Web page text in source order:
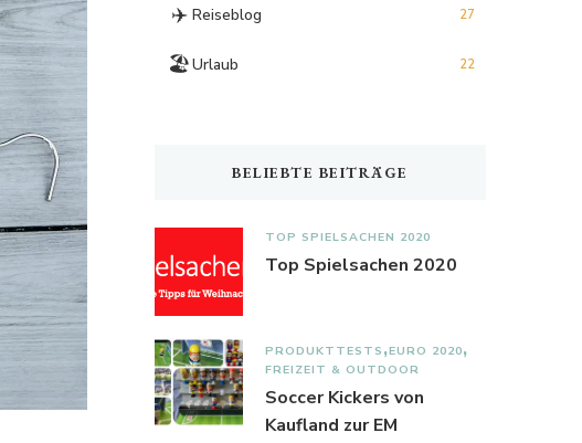
✈️ Reiseblog 27
🏖️Urlaub 22
BELIEBTE BEITRÄGE
TOP SPIELSACHEN 2020
Top Spielsachen 2020
PRODUKTTESTS EURO 2020
FREIZEIT & OUTDOOR
Soccer Kickers von
Kaufland zur EM